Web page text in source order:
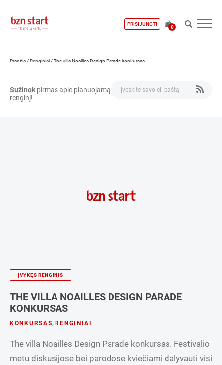
PRISIJUNGTI
0
Pradžia /Renginiai /The villa Noailles Design Parade konkursas
Sužinok pirmas apie planuojamą
renginį!
ĮVYKĘS RENGINIS
THE VILLA NOAILLES DESIGN PARADE
KONKURSAS
KONKURSAS, RENGINIAI
The villa Noailles Design Parade konkursas. Festivalio
metu diskusijose bei parodose kviečiami dalyvauti visi